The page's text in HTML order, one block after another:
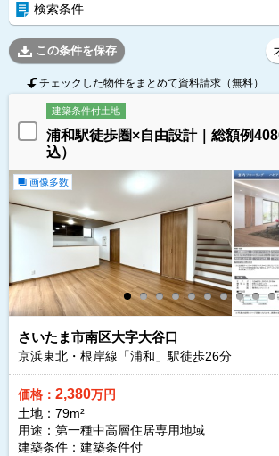
検索条件
この条件を保存
チェックした物件をまとめて資料請求（無料）
建築条件付土地
浦和駅徒歩圏×自由設計｜総額例
込）
画像多数
さいたま市南区大字大谷口
京浜東北・根岸線「浦和」駅徒歩26分
価格： 2,380万円
土地：79m²
用途：第一種中高層住居専用地域
建築条件： 建築条件付